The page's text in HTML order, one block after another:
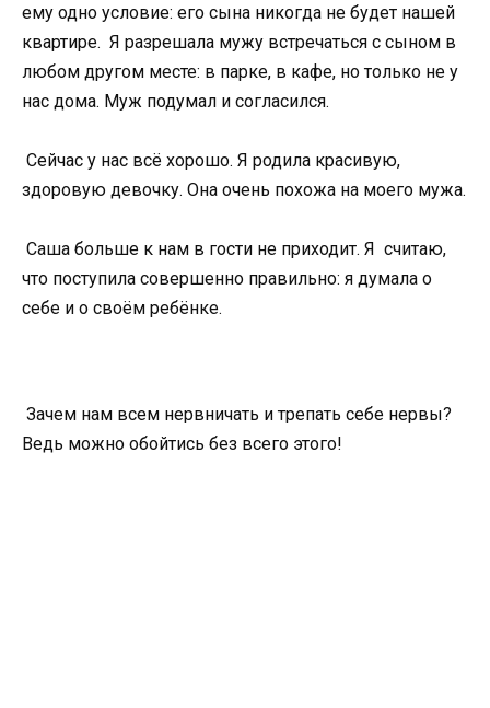
ему одно условие: его сына никогда не будет нашей
квартире. Я разрешала мужу встречаться с сыном в
любом другом месте: в парке, в кафе, но только не у
нас дома. Муж подумал и согласился.
Сейчас у нас всё хорошо. Я родила красивую,
здоровую девочку. Она очень похожа на моего мужа.
Саша больше к нам в гости не приходит. Я считаю,
что поступила совершенно правильно: я думала о
себе и о своём ребёнке.
Зачем нам всем нервничать и трепать себе нервы?
Ведь можно обойтись без всего этого!